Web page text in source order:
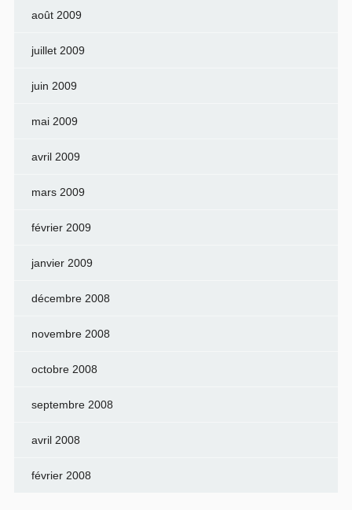
août 2009
juillet 2009
juin 2009
mai 2009
avril 2009
mars 2009
février 2009
janvier 2009
décembre 2008
novembre 2008
octobre 2008
septembre 2008
avril 2008
février 2008